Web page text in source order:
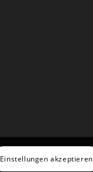
Einstellungen akzeptieren